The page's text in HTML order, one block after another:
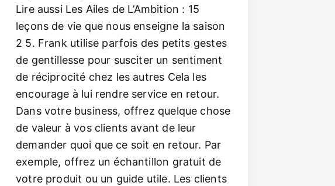
Lire aussi Les Ailes de L’Ambition : 15
leçons de vie que nous enseigne la saison
2 5. Frank utilise parfois des petits gestes
de gentillesse pour susciter un sentiment
de réciprocité chez les autres Cela les
encourage à lui rendre service en retour.
Dans votre business, offrez quelque chose
de valeur à vos clients avant de leur
demander quoi que ce soit en retour. Par
exemple, offrez un échantillon gratuit de
votre produit ou un guide utile. Les clients